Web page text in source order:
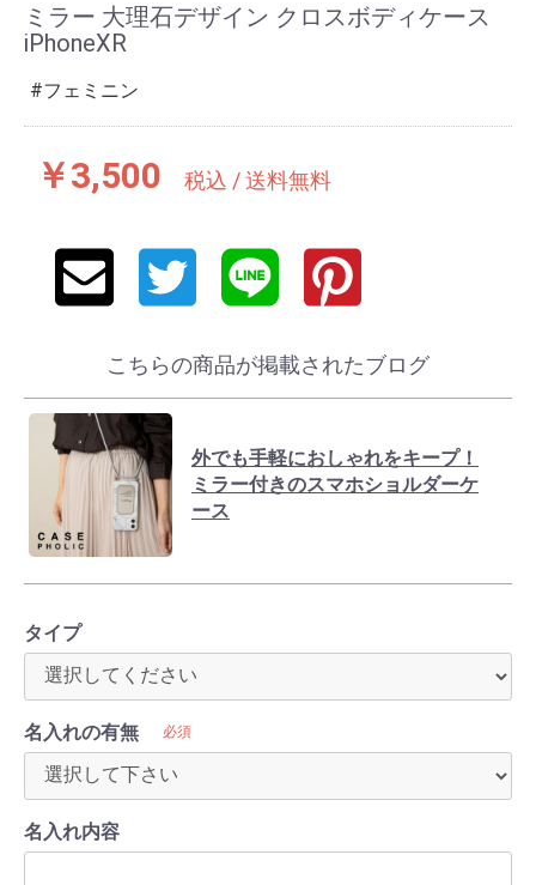
ミラー 大理石デザイン クロスボディケース
iPhoneXR
フェミニン
￥3,500 税込 / 送料無料
こちらの商品が掲載されたブログ
外でも手軽におしゃれをキープ！
ミラー付きのスマホショルダーケ
ース
タイプ
名入れの有無 必須
名入れ内容